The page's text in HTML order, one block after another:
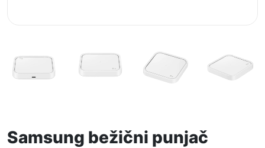
Samsung bežični punjač